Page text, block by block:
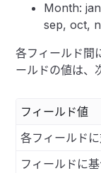
Month:
sep, oct,
各フィールド間
ールドの値は、
フィールド値
各フィールド
フィールドに